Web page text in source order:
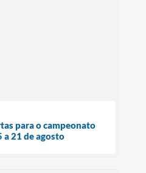
para o campeonato
a 21 de agosto